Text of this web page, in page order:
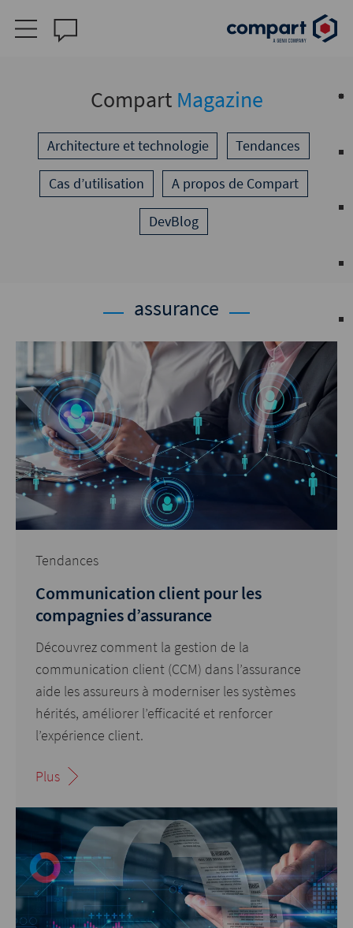
Compart Magazine
Architecture et technologie Tendances
Cas d’utilisation A propos de Compart
DevBlog
assurance
Tendances
Communication client pour les
compagnies d’assurance
Découvrez comment la gestion de la
communication client (CCM) dans l’assurance
aide les assureurs à moderniser les systèmes
hérités, améliorer l’efficacité et renforcer
l’expérience client.
Plus